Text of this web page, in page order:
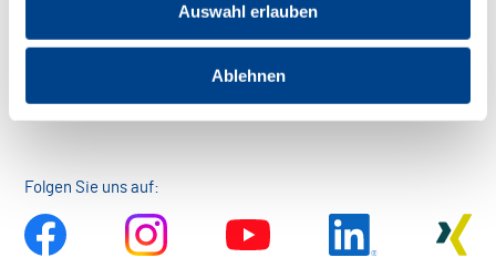
Auswahl erlauben
Ablehnen
Folgen Sie uns auf: